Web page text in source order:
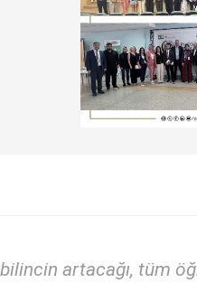
artacağı, tüm